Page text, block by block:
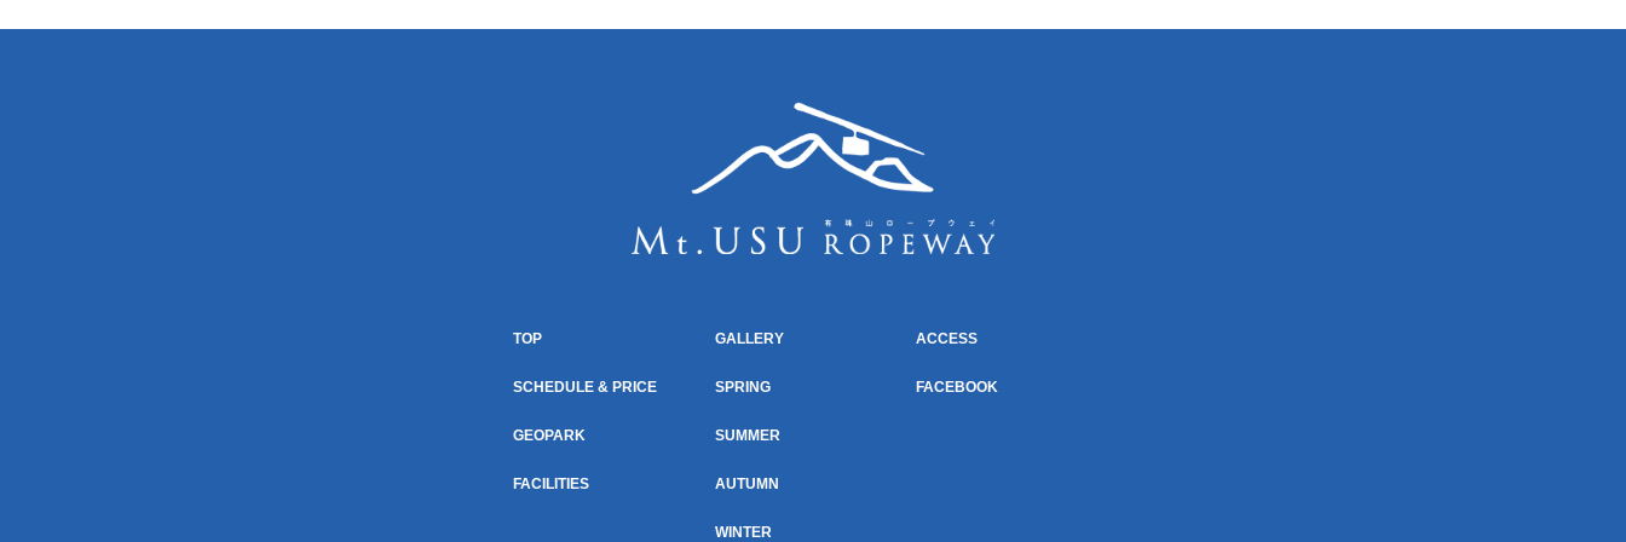
TOP
SCHEDULE & PRICE
GEOPARK
FACILITIES
GALLERY
SPRING
SUMMER
AUTUMN
WINTER
ACCESS
FACEBOOK